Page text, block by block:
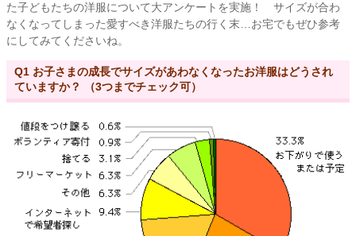
た子どもたちの洋服について大アンケートを実施！ サイズが合わ
なくなってしまった愛すべき洋服たちの行く末…お宅でもぜひ参考
にしてみてくださいね。
Q1 お子さまの成長でサイズがあわなくなったお洋服はどうされ
ていますか？ （3つまでチェック可）